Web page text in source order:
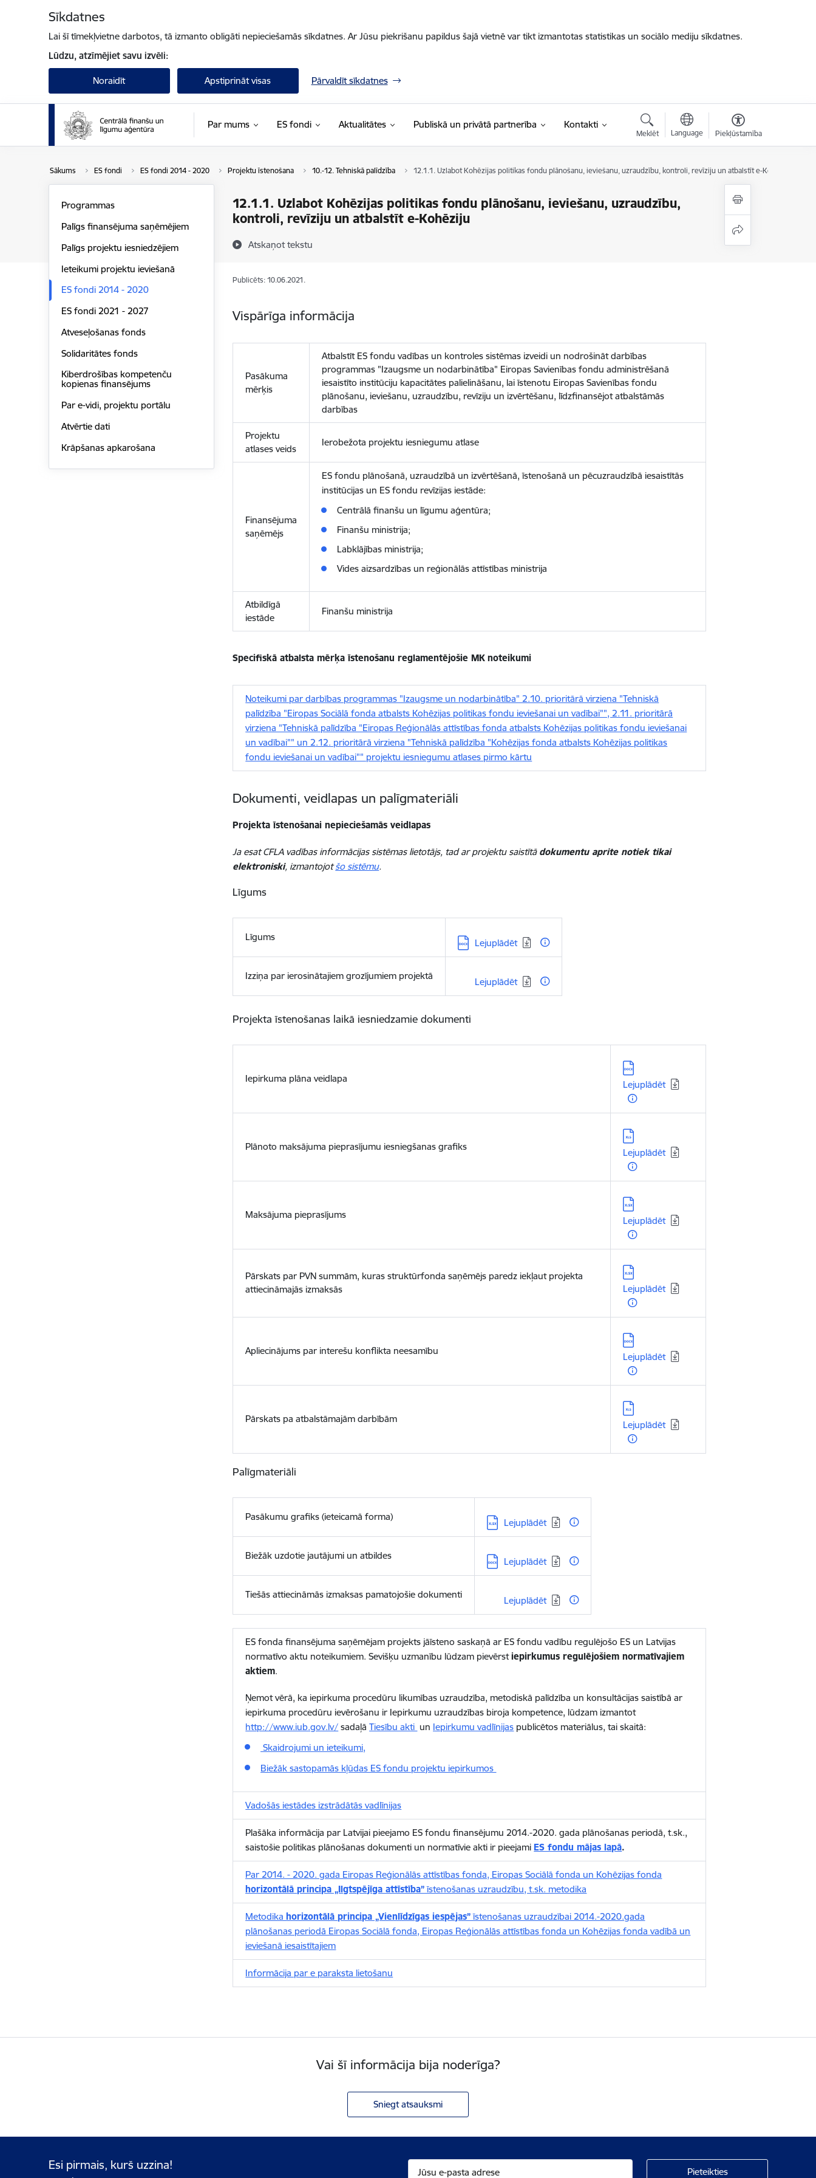
Sīkdatnes
Lai šī tīmekļvietne darbotos, tā izmanto obligāti nepieciešamās sīkdatnes. Ar Jūsu piekrišanu papildus šajā vietnē var tikt izmantotas statistikas un sociālo mediju sīkdatnes.
Lūdzu, atzīmējiet savu izvēli:
Noraidīt Apstiprināt visas Pārvaldīt sīkdatnes
Par mums ES fondi Aktualitātes Publiskā un privātā partnerība Kontakti
Meklēt Language Piekļūstamība
Sākums ES fondi ES fondi 2014 - 2020 Projektu īstenošana 10.-12. Tehniskā palīdzība 12.1.1. Uzlabot Kohēzijas politikas fondu plānošanu, ieviešanu, uzraudzību, kontroli, revīziju un atbalstīt e-Kohēziju
12.1.1. Uzlabot Kohēzijas politikas fondu plānošanu, ieviešanu, uzraudzību,
kontroli, revīziju un atbalstīt e-Kohēziju
Atskaņot tekstu
Programmas
Palīgs finansējuma saņēmējiem
Palīgs projektu iesniedzējiem
Ieteikumi projektu ieviešanā
ES fondi 2014 - 2020
ES fondi 2021 - 2027
Atveseļošanas fonds
Solidaritātes fonds
Kiberdrošības kompetenču
kopienas finansējums
Par e-vidi, projektu portālu
Atvērtie dati
Krāpšanas apkarošana
Publicēts: 10.06.2021.
Vispārīga informācija
Pasākuma
mērķis
Atbalstīt ES fondu vadības un kontroles sistēmas izveidi un nodrošināt darbības
programmas "Izaugsme un nodarbinātība" Eiropas Savienības fondu administrēšanā
iesaistīto institūciju kapacitātes palielināšanu, lai īstenotu Eiropas Savienības fondu
plānošanu, ieviešanu, uzraudzību, revīziju un izvērtēšanu, līdzfinansējot atbalstāmās
darbības
Projektu
atlases veids
Ierobežota projektu iesniegumu atlase
Finansējuma
saņēmējs
ES fondu plānošanā, uzraudzībā un izvērtēšanā, īstenošanā un pēcuzraudzībā iesaistītās
institūcijas un ES fondu revīzijas iestāde:
Centrālā finanšu un līgumu aģentūra;
Finanšu ministrija;
Labklājības ministrija;
Vides aizsardzības un reģionālās attīstības ministrija
Atbildīgā
iestāde
Finanšu ministrija
Specifiskā atbalsta mērķa īstenošanu reglamentējošie MK noteikumi
Noteikumi par darbības programmas "Izaugsme un nodarbinātība" 2.10. prioritārā virziena "Tehniskā
palīdzība "Eiropas Sociālā fonda atbalsts Kohēzijas politikas fondu ieviešanai un vadībai"", 2.11. prioritārā
virziena "Tehniskā palīdzība "Eiropas Reģionālās attīstības fonda atbalsts Kohēzijas politikas fondu ieviešanai
un vadībai"" un 2.12. prioritārā virziena "Tehniskā palīdzība "Kohēzijas fonda atbalsts Kohēzijas politikas
fondu ieviešanai un vadībai"" projektu iesniegumu atlases pirmo kārtu
Dokumenti, veidlapas un palīgmateriāli
Projekta īstenošanai nepieciešamās veidlapas
Ja esat CFLA vadības informācijas sistēmas lietotājs, tad ar projektu saistītā dokumentu aprite notiek tikai
elektroniski, izmantojotšo sistēmu.
Līgums
Līgums Lejupielādēt:
Lejuplādēt
Izziņa par ierosinātajiem grozījumiem projektā Lejupielādēt:
Lejuplādēt
Projekta īstenošanas laikā iesniedzamie dokumenti
Iepirkuma plāna veidlapa
Lejupielādēt:
Lejuplādēt
Plānoto maksājuma pieprasījumu iesniegšanas grafiks
Lejupielādēt:
Lejuplādēt
Maksājuma pieprasījums
Lejupielādēt:
Lejuplādēt
Pārskats par PVN summām, kuras struktūrfonda saņēmējs paredz iekļaut projekta
attiecināmajās izmaksās
Lejupielādēt:
Lejuplādēt
Apliecinājums par interešu konflikta neesamību
Lejupielādēt:
Lejuplādēt
Pārskats pa atbalstāmajām darbībām
Lejupielādēt:
Lejuplādēt
Palīgmateriāli
Pasākumu grafiks (ieteicamā forma) Lejupielādēt:
Lejuplādēt
Biežāk uzdotie jautājumi un atbildes Lejupielādēt:
Lejuplādēt
Tiešās attiecināmās izmaksas pamatojošie dokumenti Lejupielādēt:
Lejuplādēt
ES fonda finansējuma saņēmējam projekts jāīsteno saskaņā ar ES fondu vadību regulējošo ES un Latvijas
normatīvo aktu noteikumiem. Sevišķu uzmanību lūdzam pievērstiepirkumus regulējošiem normatīvajiem
aktiem.
Ņemot vērā, ka iepirkuma procedūru likumības uzraudzība, metodiskā palīdzība un konsultācijas saistībā ar
iepirkuma procedūru ievērošanu ir Iepirkumu uzraudzības biroja kompetence, lūdzam izmantot
http://www.iub.gov.lv/ sadaļāTiesību akti un Iepirkumu vadlīnijas publicētos materiālus, tai skaitā:
Skaidrojumi un ieteikumi,
Biežāk sastopamās kļūdas ES fondu projektu iepirkumos
Vadošās iestādes izstrādātās vadlīnijas
Plašāka informācija par Latvijai pieejamo ES fondu finansējumu 2014.-2020. gada plānošanas periodā, t.sk.,
saistošie politikas plānošanas dokumenti un normatīvie akti ir pieejamiES fondu mājas lapā.
Par 2014. - 2020. gada Eiropas Reģionālās attīstības fonda, Eiropas Sociālā fonda un Kohēzijas fonda
horizontālā principa „Ilgtspējīga attīstība”īstenošanas uzraudzību, t.sk. metodika
Metodikahorizontālā principa „Vienlīdzīgas iespējas”īstenošanas uzraudzībai 2014.-2020.gada
plānošanas periodā Eiropas Sociālā fonda, Eiropas Reģionālās attīstības fonda un Kohēzijas fonda vadībā un
ieviešanā iesaistītajiem
Informācija par e paraksta lietošanu
Vai šī informācija bija noderīga?
Sniegt atsauksmi
Esi pirmais, kurš uzzina!